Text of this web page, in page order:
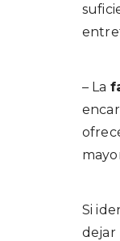
– La
Si
dejar